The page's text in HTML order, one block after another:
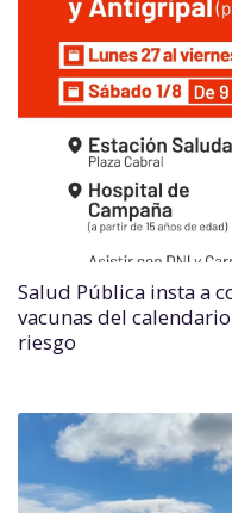
Salud Pública insta a
vacunas del
riesgo